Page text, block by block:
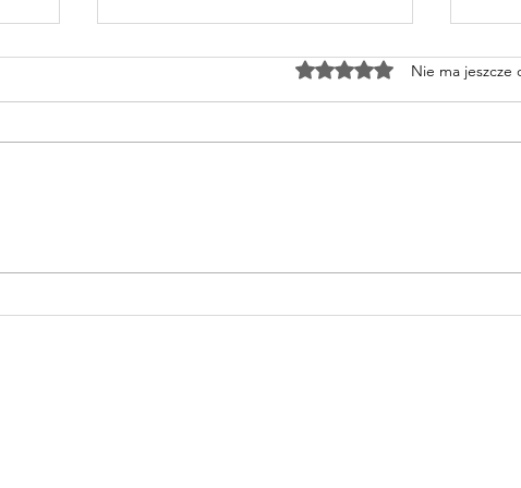
Oceniono na 0 z 5Nie ma jeszcze